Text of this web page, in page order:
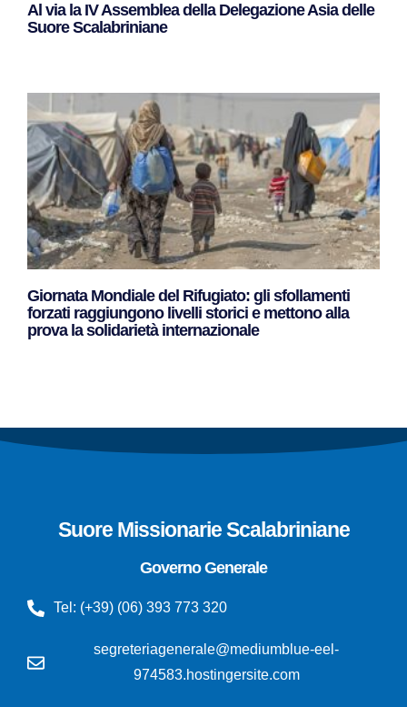
Al via la IV Assemblea della Delegazione Asia delle
Suore Scalabriniane
Giornata Mondiale del Rifugiato: gli sfollamenti
forzati raggiungono livelli storici e mettono alla
prova la solidarietà internazionale
Suore Missionarie Scalabriniane
Governo Generale
Tel: (+39) (06) 393 773 320
segreteriagenerale@mediumblue-eel-
974583.hostingersite.com